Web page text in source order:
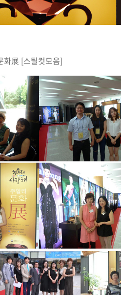
화展 [스틸컷모음]